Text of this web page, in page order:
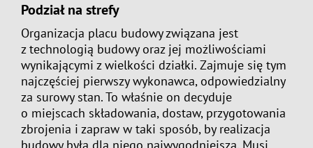
Podział na strefy
Organizacja placu budowy związana jest
z technologią budowy oraz jej możliwościami
wynikającymi z wielkości działki. Zajmuje się tym
najczęściej pierwszy wykonawca, odpowiedzialny
za surowy stan. To właśnie on decyduje
o miejscach składowania, dostaw, przygotowania
zbrojenia i zapraw w taki sposób, by realizacja